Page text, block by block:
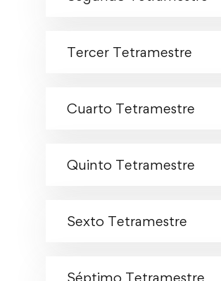
Tercer Tetramestre
Cuarto Tetramestre
Quinto Tetramestre
Sexto Tetramestre
Séptimo Tetramestre